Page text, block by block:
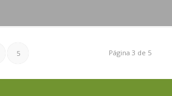
Página 3 de 5
5